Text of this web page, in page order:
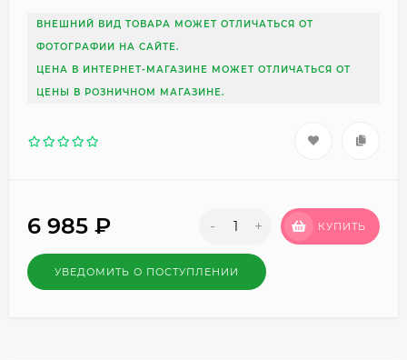
ВНЕШНИЙ ВИД ТОВАРА МОЖЕТ ОТЛИЧАТЬСЯ ОТ
ФОТОГРАФИИ НА САЙТЕ.
ЦЕНА В ИНТЕРНЕТ-МАГАЗИНЕ МОЖЕТ ОТЛИЧАТЬСЯ ОТ
ЦЕНЫ В РОЗНИЧНОМ МАГАЗИНЕ.
6 985 ₽ - + КУПИТЬ
УВЕДОМИТЬ О ПОСТУПЛЕНИИ